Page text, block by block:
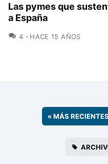
Las pymes que
a España
4 COMENTARIOS
HACE 15 AÑOS
«MÁS RECIENTES